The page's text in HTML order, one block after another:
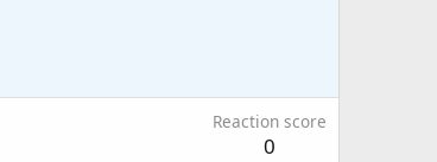
Reaction score
0